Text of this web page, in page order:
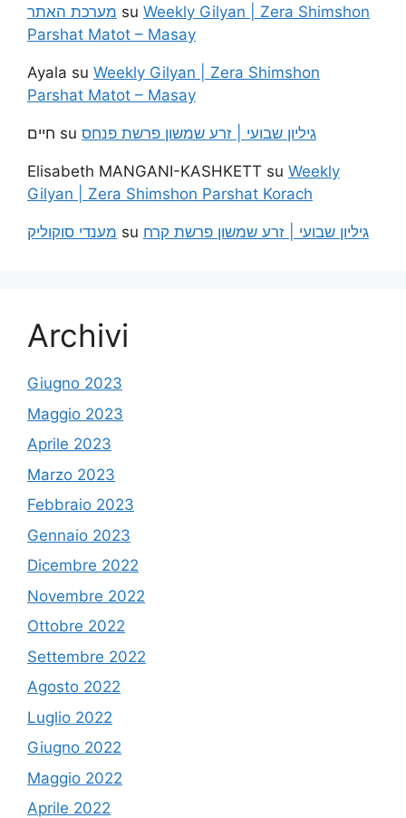
מערכת האתר su Weekly Gilyan | Zera Shimshon
Parshat Matot – Masay
Ayala su Weekly Gilyan | Zera Shimshon
Parshat Matot – Masay
חיים su גיליון שבועי | זרע שמשון פרשת פנחס
Elisabeth MANGANI-KASHKETT su Weekly
Gilyan | Zera Shimshon Parshat Korach
מענדי סוקוליק su גיליון שבועי | זרע שמשון פרשת קרח
Archivi
Giugno 2023
Maggio 2023
Aprile 2023
Marzo 2023
Febbraio 2023
Gennaio 2023
Dicembre 2022
Novembre 2022
Ottobre 2022
Settembre 2022
Agosto 2022
Luglio 2022
Giugno 2022
Maggio 2022
Aprile 2022